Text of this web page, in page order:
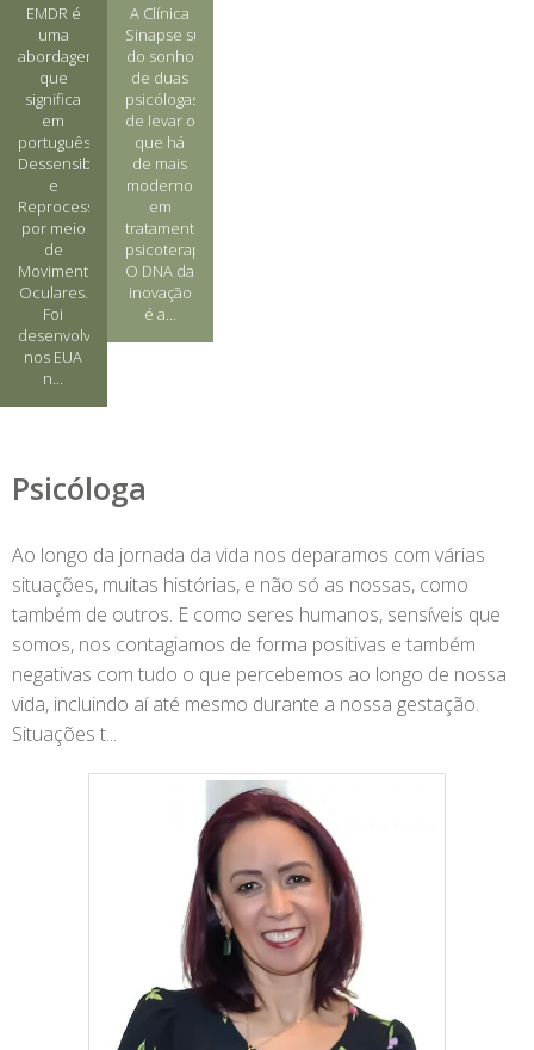
EMDR é
uma
abordagem
que
significa
em
português
Dessensibilização
e
Reprocessamento
por meio
de
Movimentos
Oculares.
Foi
desenvolvida
nos EUA
n...
A Clínica
Sinapse surgiu
do sonho
de duas
psicólogas
de levar o
que há
de mais
moderno
em
tratamento
psicoterapêutico.
O DNA da
inovação
é a...
Psicóloga
Ao longo da jornada da vida nos deparamos com várias
situações, muitas histórias, e não só as nossas, como
também de outros. E como seres humanos, sensíveis que
somos, nos contagiamos de forma positivas e também
negativas com tudo o que percebemos ao longo de nossa
vida, incluindo aí até mesmo durante a nossa gestação.
Situações t...